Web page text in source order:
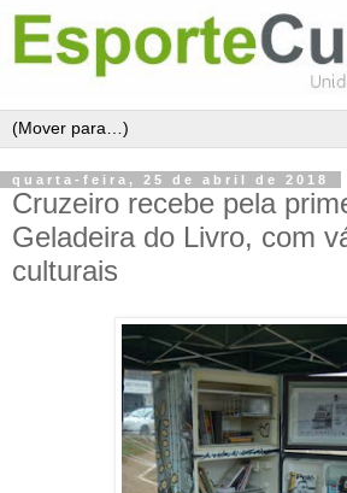
quarta-feira, 25 de abril de 2018
Cruzeiro recebe pela
Geladeira do Livro, com
culturais